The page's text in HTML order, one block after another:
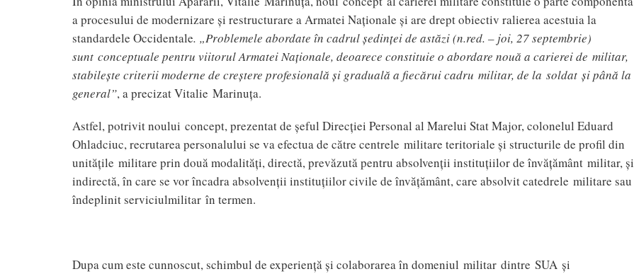
a procesului de modernizare şi restructurare a Armatei Naţionale şi are drept obiectiv ralierea acestuia la
standardele Occidentale. „Problemele abordate în cadrul şedinţei de astăzi (n.red. – joi, 27 septembrie)
sunt conceptuale pentru viitorul Armatei Naţionale, deoarece constituie o abordare nouă a carierei de militar,
stabileşte criterii moderne de creştere profesională şi graduală a fiecărui cadru militar, de la soldat şi până la
general”, a precizat Vitalie Marinuţa.
Astfel, potrivit noului concept, prezentat de şeful Direcţiei Personal al Marelui Stat Major, colonelul Eduard
Ohladciuc, recrutarea personalului se va efectua de către centrele militare teritoriale şi structurile de profil din
unităţile militare prin două modalităţi, directă, prevăzută pentru absolvenţii instituţiilor de învăţământ militar, şi
indirectă, în care se vor încadra absolvenţii instituţiilor civile de învăţământ, care absolvit catedrele militare sau
îndeplinit serviciulmilitar în termen.
Dupa cum este cunnoscut, schimbul de experienţă şi colaborarea în domeniul militar dintre SUA şi